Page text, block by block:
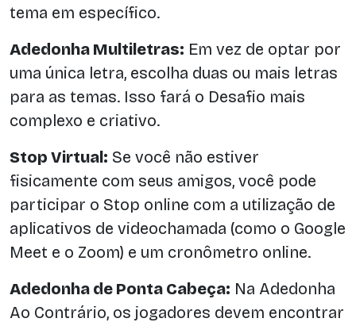
tema em específico.
Adedonha Multiletras: Em vez de optar por
uma única letra, escolha duas ou mais letras
para as temas. Isso fará o Desafio mais
complexo e criativo.
Stop Virtual: Se você não estiver
fisicamente com seus amigos, você pode
participar o Stop online com a utilização de
aplicativos de videochamada (como o Google
Meet e o Zoom) e um cronômetro online.
Adedonha de Ponta Cabeça: Na Adedonha
Ao Contrário, os jogadores devem encontrar